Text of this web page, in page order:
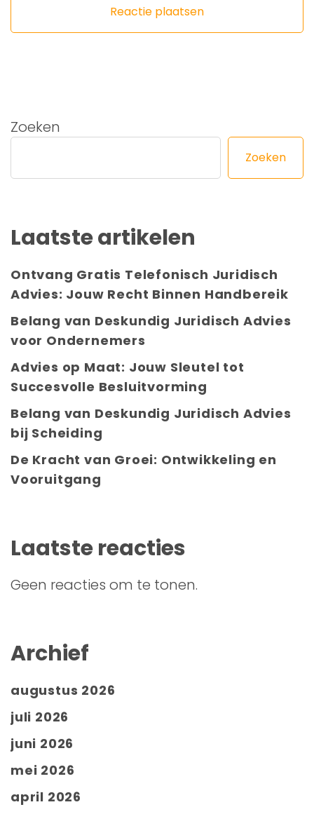
Zoeken
Zoeken
Laatste artikelen
Ontvang Gratis Telefonisch Juridisch
Advies: Jouw Recht Binnen Handbereik
Belang van Deskundig Juridisch Advies
voor Ondernemers
Advies op Maat: Jouw Sleutel tot
Succesvolle Besluitvorming
Belang van Deskundig Juridisch Advies
bij Scheiding
De Kracht van Groei: Ontwikkeling en
Vooruitgang
Laatste reacties
Geen reacties om te tonen.
Archief
augustus 2026
juli 2026
juni 2026
mei 2026
april 2026